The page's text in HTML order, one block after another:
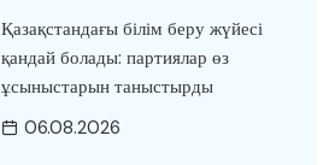
Қазақстандағы білім беру жүйесі
қандай болады: партиялар өз
ұсыныстарын таныстырды
06.08.2026